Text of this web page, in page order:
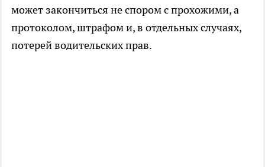
может закончиться не спором с прохожими, а
протоколом, штрафом и, в отдельных случаях,
потерей водительских прав.